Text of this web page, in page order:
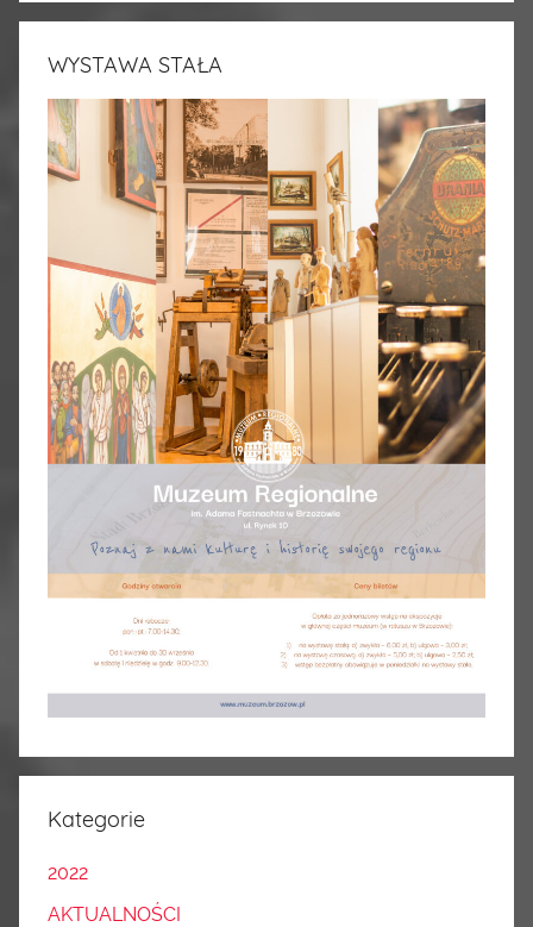
WYSTAWA STAŁA
Kategorie
2022
AKTUALNOŚCI